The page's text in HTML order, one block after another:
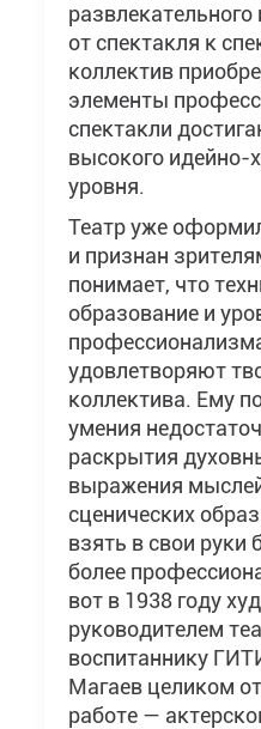
от спектакля к
коллектив
элементы
спектакли
высокого идейно-
уровня.
Театр уже
и признан
понимает, что
образование и
удовлетворяют
коллектива. Ему
умения
раскрытия
выражения
сценических
взять в свои руки
более
вот в 1938 году
руководителем
воспитаннику
Магаев целиком
работе —